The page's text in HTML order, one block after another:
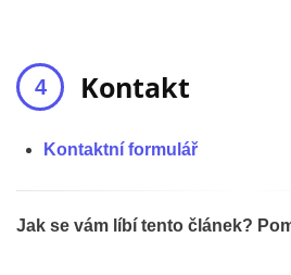
Kontakt
Kontaktní formulář
Jak se vám líbí tento článek?